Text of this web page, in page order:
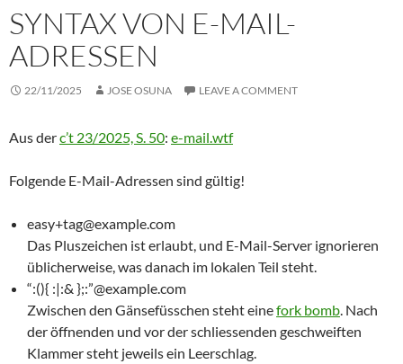
SYNTAX VON E-MAIL-
ADRESSEN
22/11/2025 JOSE OSUNA LEAVE A COMMENT
Aus derc’t 23/2025, S. 50: e-mail.wtf
Folgende E-Mail-Adressen sind gültig!
easy+tag@example.com
Das Pluszeichen ist erlaubt, und E-Mail-Server ignorieren
üblicherweise, was danach im lokalen Teil steht.
“:(){ :|:& };:”@example.com
Zwischen den Gänsefüsschen steht einefork bomb . Nach
der öffnenden und vor der schliessenden geschweiften
Klammer steht jeweils ein Leerschlag.